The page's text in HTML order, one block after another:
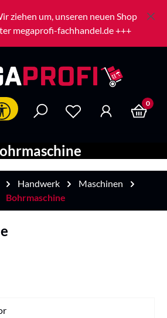
ziehen um, unseren neuen Shop
megaprofi-fachhandel.de +++
Werkzeugleiste anzeigen 0
Handwerk
Maschinen
Bohrmaschine